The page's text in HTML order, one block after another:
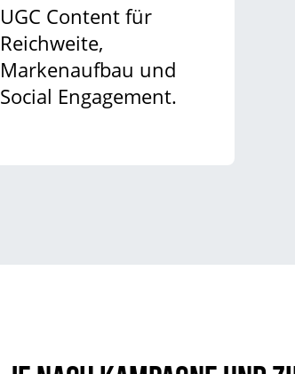
UGC Content für
Reichweite,
Markenaufbau und
Social Engagement.